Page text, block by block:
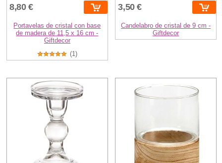
8,80 €
Portavelas de cristal con base
de madera de 11,5 x 16 cm -
Giftdecor
(1)
3,50 €
Candelabro de cristal de 9 cm -
Giftdecor